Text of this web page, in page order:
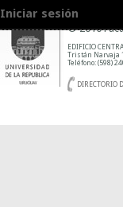
Iniciar sesión
© 2010
EDIFICIO
Tristán Narvaja
Teléfono: (598)
DIRECTORIO